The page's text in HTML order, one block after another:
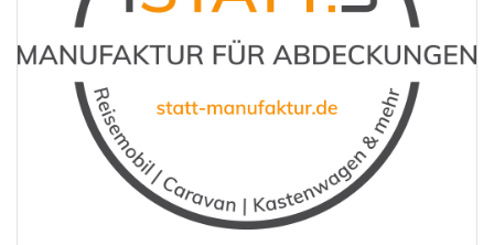
Produktseite
gewählt
werden